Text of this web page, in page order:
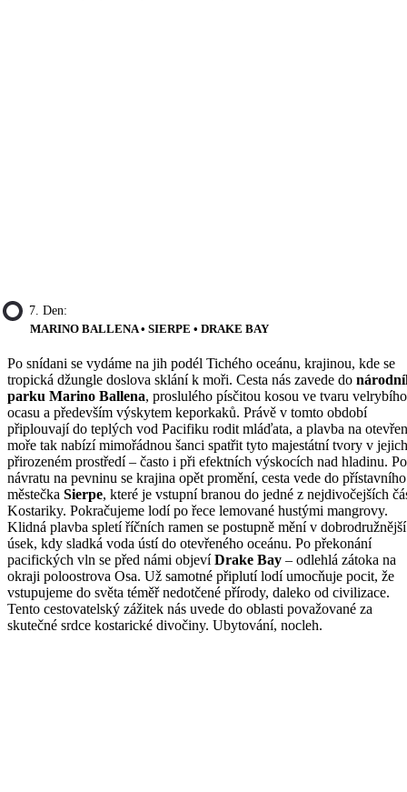
7. Den:
MARINO BALLENA • SIERPE • DRAKE BAY
Po snídani se vydáme na jih podél Tichého oceánu, krajinou, kde se
tropická džungle doslova sklání k moři. Cesta nás zavede do
parku Marino Ballena, proslulého písčitou kosou ve tvaru velrybího
ocasu a především výskytem keporkaků. Právě v tomto období
připlouvají do teplých vod Pacifiku rodit mláďata, a plavba na
moře tak nabízí mimořádnou šanci spatřit tyto majestátní tvory v jejich
přirozeném prostředí – často i při efektních výskocích nad hladinu. Po
návratu na pevninu se krajina opět promění, cesta vede do přístavního
městečka Sierpe, které je vstupní branou do jedné z nejdivočejších
Kostariky. Pokračujeme lodí po řece lemované hustými mangrovy.
Klidná plavba spletí říčních ramen se postupně mění v dobrodružnější
úsek, kdy sladká voda ústí do otevřeného oceánu. Po překonání
pacifických vln se před námi objevíDrake Bay – odlehlá zátoka na
okraji poloostrova Osa. Už samotné připlutí lodí umocňuje pocit, že
vstupujeme do světa téměř nedotčené přírody, daleko od civilizace.
Tento cestovatelský zážitek nás uvede do oblasti považované za
skutečné srdce kostarické divočiny. Ubytování, nocleh.